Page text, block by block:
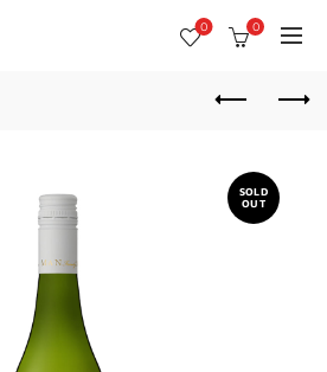
0 0
SOLD
OUT